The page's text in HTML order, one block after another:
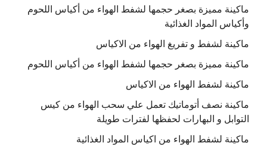
ماكينة مميزة بصغر حجمها لشفط الهواء من أكياس اللحوم
وأكياس المواد الغذائية
ماكينة لشفط و تفريغ الهواء من الاكياس
ماكينة مميزة بصغر حجمها لشفط الهواء من أكياس اللحوم
ماكينة لشفط الهواء من الاكياس
ماكينة نصف أتوماتيك تعمل علي سحب الهواء من كيس
التوابل و البهارات لحفظها لفترات طويلة
ماكينة لشفط الهواء من اكياس المواد الغذائية